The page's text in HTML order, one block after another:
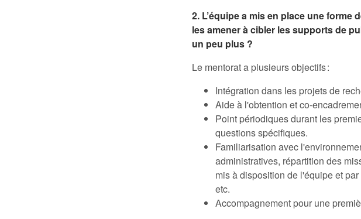
2. L’équipe a mis en place une
les amener à cibler les supports de
un peu plus ?
Le mentorat a plusieurs objectifs :
Intégration dans les projets de
Aide à l'obtention et co-
Point périodiques durant les
questions spécifiques.
Familiarisation avec
administratives, répartition des
mis à disposition de l'équipe et
etc.
Accompagnement pour une